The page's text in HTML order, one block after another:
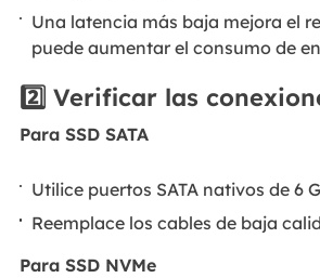
Una latencia más baja mejora el
puede aumentar el consumo de
2️⃣ Verificar las
Para SSD SATA
Utilice puertos SATA nativos de 6
Reemplace los cables de baja
Para SSD NVMe